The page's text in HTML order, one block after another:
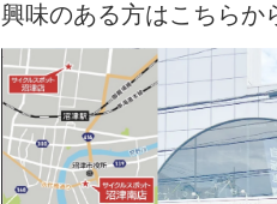
興味のある方はこちらか